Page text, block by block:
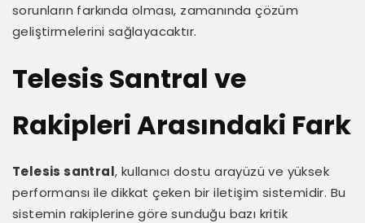
sorunların farkında olması, zamanında çözüm
geliştirmelerini sağlayacaktır.
Telesis Santral ve
Rakipleri Arasındaki Fark
Telesis santral, kullanıcı dostu arayüzü ve yüksek
performansı ile dikkat çeken bir iletişim sistemidir. Bu
sistemin rakiplerine göre sunduğu bazı kritik